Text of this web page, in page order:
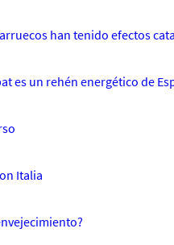
han tenido efectos
es un rehén energético de
Italia